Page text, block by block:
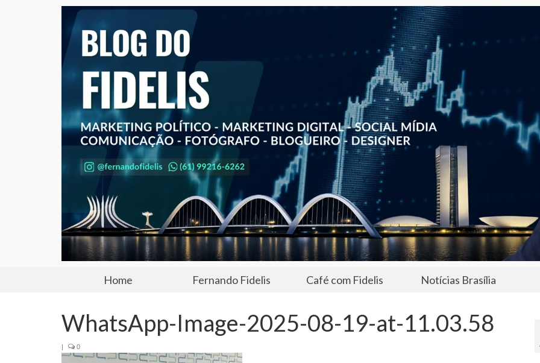
Home Fernando Fidelis Café com Fidelis Notícias Brasília
WhatsApp-Image-2025-08-19-at-11.03.58
| 0